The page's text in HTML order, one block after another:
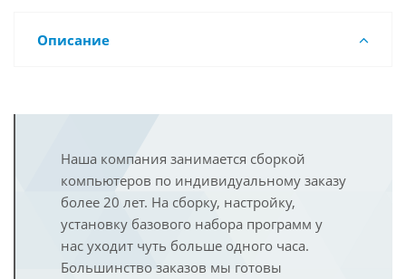
Описание
Наша компания занимается сборкой
компьютеров по индивидуальному заказу
более 20 лет. На сборку, настройку,
установку базового набора программ у
нас уходит чуть больше одного часа.
Большинство заказов мы готовы